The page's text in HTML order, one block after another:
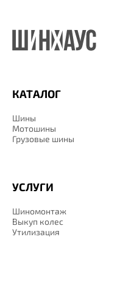
КАТАЛОГ
Шины
Мотошины
Грузовые шины
УСЛУГИ
Шиномонтаж
Выкуп колес
Утилизация